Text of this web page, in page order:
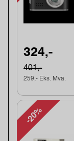
324,-
401,-
259,- Eks. Mva.
-20%